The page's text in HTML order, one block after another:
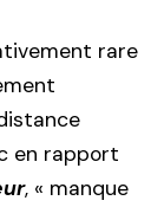
rare
en rapport
, « manque